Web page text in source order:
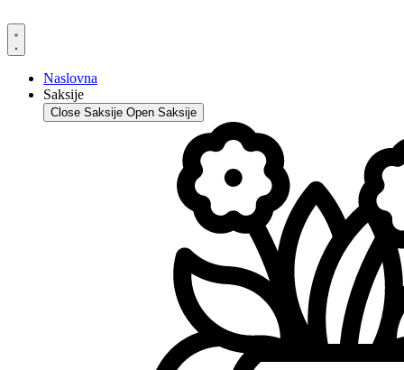
to
content
Naslovna
Saksije
Close Saksije Open Saksije